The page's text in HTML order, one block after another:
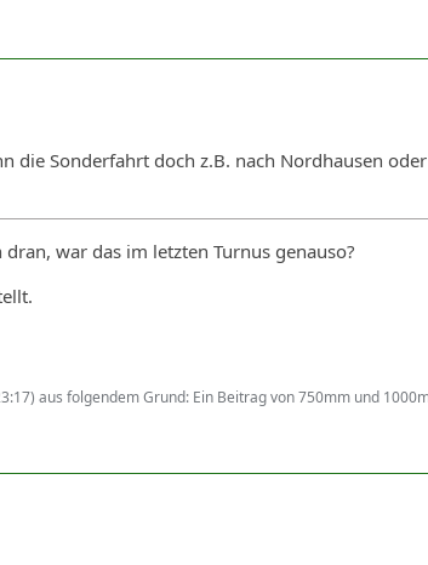
die Sonderfahrt doch z.B. nach Nordhausen
war das im letzten Turnus genauso?
) aus folgendem Grund: Ein Beitrag von 750mm und